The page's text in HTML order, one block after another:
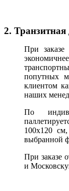
2. Транзитная
При заказе
попутных
клиентом
наших
По
100х120
выбранной
При заказе
и